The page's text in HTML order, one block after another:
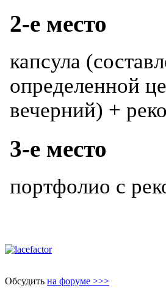
2-е место
капсула
определенной
вечерний) +
3-е место
портфолио с
Обсудить на форуме >>>